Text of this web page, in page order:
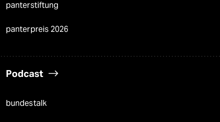
panterstiftung
panterpreis 2026
Podcast
bundestalk